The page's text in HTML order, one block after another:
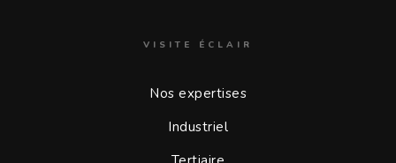
VISITE ÉCLAIR
Nos expertises
Industriel